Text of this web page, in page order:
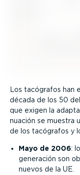
Los tacógrafos han
década de los 50
que exigen la
nuación se muestra
de los tacógrafos y
Mayo de 2006:
generación son
nuevos de la UE.